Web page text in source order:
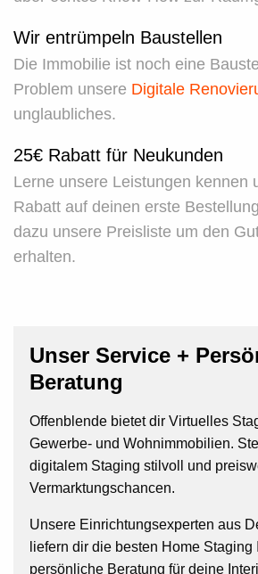
Wir entrümpeln Baustellen
Die Immobilie ist noch eine
Problem unsere Digitale
unglaubliches.
25€ Rabatt für Neukunden
Lerne unsere Leistungen kennen
Rabatt auf deinen erste
dazu unsere Preisliste um den
erhalten.
Unser Service +
Beratung
Offenblende bietet dir Virtuelles
Gewerbe- und Wohnimmobilien.
digitalem Staging stilvoll und
Vermarktungschancen.
Unsere Einrichtungsexperten aus
liefern dir die besten Home
persönliche Beratung für deine